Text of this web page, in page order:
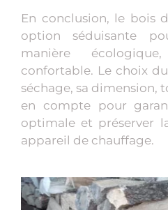
En conclusion, le bois
option séduisante
manière
confortable. Le choix
séchage, sa dimension,
en compte pour
optimale et préserver
appareil de chauffage.